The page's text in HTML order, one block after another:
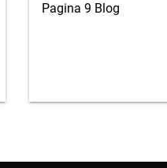
Pagina 9 Blog